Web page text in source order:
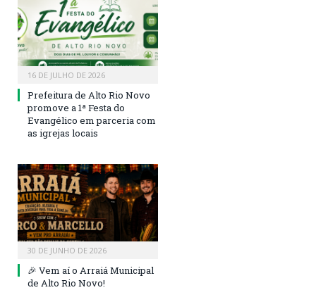
16 DE JULHO DE 2026
Prefeitura de Alto Rio Novo
promove a 1ª Festa do
Evangélico em parceria com
as igrejas locais
30 DE JUNHO DE 2026
🎉 Vem aí o Arraiá Municipal
de Alto Rio Novo!